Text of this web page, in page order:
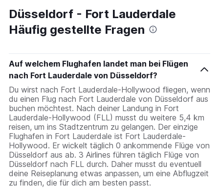
Düsseldorf - Fort Lauderdale
Häufig gestellte Fragen
Auf welchem Flughafen landet man bei Flügen
nach Fort Lauderdale von Düsseldorf?
Du wirst nach Fort Lauderdale-Hollywood fliegen, wenn
du einen Flug nach Fort Lauderdale von Düsseldorf aus
buchen möchtest. Nach deiner Landung in Fort
Lauderdale-Hollywood (FLL) musst du weitere 5,4 km
reisen, um ins Stadtzentrum zu gelangen. Der einzige
Flughafen in Fort Lauderdale ist Fort Lauderdale-
Hollywood. Er wickelt täglich 0 ankommende Flüge von
Düsseldorf aus ab. 3 Airlines führen täglich Flüge von
Düsseldorf nach FLL durch. Daher musst du eventuell
deine Reiseplanung etwas anpassen, um eine Abflugzeit
zu finden, die für dich am besten passt.